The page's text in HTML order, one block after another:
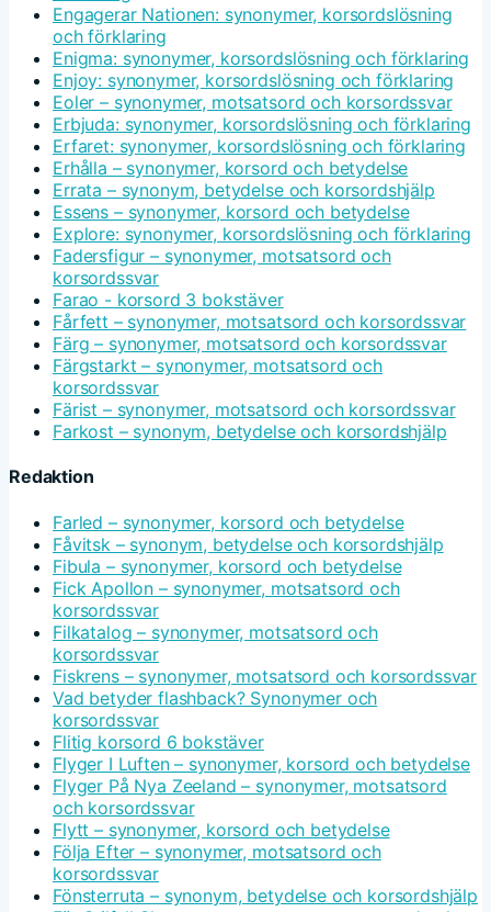
Engagerar Nationen: synonymer, korsordslösning
och förklaring
Enigma: synonymer, korsordslösning och förklaring
Enjoy: synonymer, korsordslösning och förklaring
Eoler – synonymer, motsatsord och korsordssvar
Erbjuda: synonymer, korsordslösning och förklaring
Erfaret: synonymer, korsordslösning och förklaring
Erhålla – synonymer, korsord och betydelse
Errata – synonym, betydelse och korsordshjälp
Essens – synonymer, korsord och betydelse
Explore: synonymer, korsordslösning och förklaring
Fadersfigur – synonymer, motsatsord och
korsordssvar
Farao - korsord 3 bokstäver
Fårfett – synonymer, motsatsord och korsordssvar
Färg – synonymer, motsatsord och korsordssvar
Färgstarkt – synonymer, motsatsord och
korsordssvar
Färist – synonymer, motsatsord och korsordssvar
Farkost – synonym, betydelse och korsordshjälp
Redaktion
Farled – synonymer, korsord och betydelse
Fåvitsk – synonym, betydelse och korsordshjälp
Fibula – synonymer, korsord och betydelse
Fick Apollon – synonymer, motsatsord och
korsordssvar
Filkatalog – synonymer, motsatsord och
korsordssvar
Fiskrens – synonymer, motsatsord och korsordssvar
Vad betyder flashback? Synonymer och
korsordssvar
Flitig korsord 6 bokstäver
Flyger I Luften – synonymer, korsord och betydelse
Flyger På Nya Zeeland – synonymer, motsatsord
och korsordssvar
Flytt – synonymer, korsord och betydelse
Följa Efter – synonymer, motsatsord och
korsordssvar
Fönsterruta – synonym, betydelse och korsordshjälp